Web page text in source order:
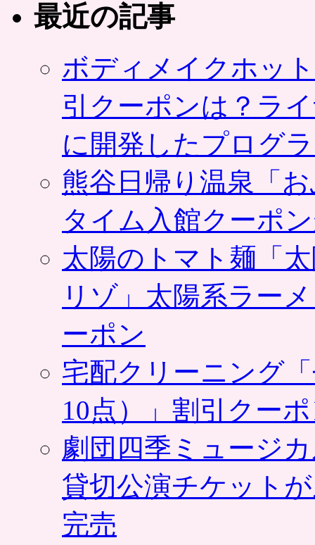
最近の記事
ボディメイクホッ
引クーポンは？ラ
に開発したプログ
熊谷日帰り温泉「
タイム入館クーポ
太陽のトマト麺「
リゾ」太陽系ラー
ーポン
宅配クリーニング
10点）」割引クー
劇団四季ミュージ
貸切公演チケット
完売